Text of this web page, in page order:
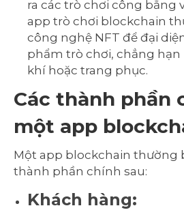
ra các trò chơi công bằng
app trò chơi blockchain
công nghệ NFT để đại
phẩm trò chơi, chẳng hạn
khí hoặc trang phục.
Các thành phần
một app
Một app blockchain thường
thành phần chính sau:
Khách hàng: